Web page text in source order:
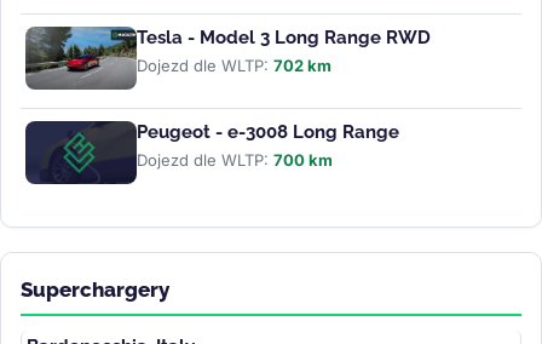
Tesla - Model 3 Long Range RWD
Dojezd dle WLTP: 702 km
Peugeot - e-3008 Long Range
Dojezd dle WLTP: 700 km
Superchargery